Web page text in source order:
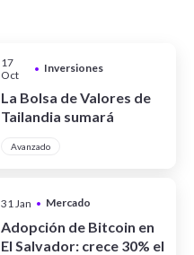
17
Oct
• Inversiones
La Bolsa de Valores de
Tailandia sumará
Avanzado
31 Jan • Mercado
Adopción de Bitcoin en
El Salvador: crece 30% el